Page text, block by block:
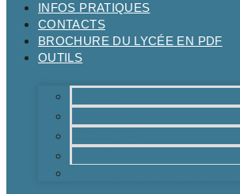
INFOS PRATIQUES
CONTACTS
BROCHURE DU LYCÉE EN PDF
OUTILS